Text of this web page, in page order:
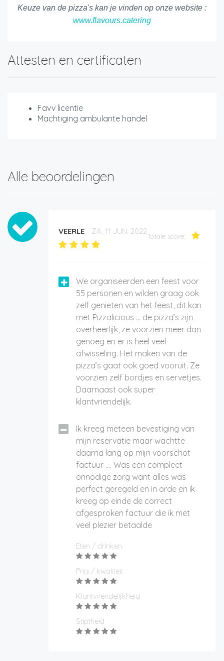
Keuze van de pizza's kan je vinden op onze website :
www.flavours.catering
Attesten en certificaten
Favv licentie
Machtiging ambulante handel
Alle beoordelingen
VEERLE ZA. 11 JUN. 2022
Totale score:
We organiseerden een feest voor
55 personen en wilden graag ook
zelf genieten van het feest, dit kan
met Pizzalicious … de pizza’s zijn
overheerlijk, ze voorzien meer dan
genoeg en er is heel veel
afwisseling. Het maken van de
pizza’s gaat ook goed vooruit. Ze
voorzien zelf bordjes en servetjes.
Daarnaast ook super
klantvriendelijk.
Ik kreeg meteen bevestiging van
mijn reservatie maar wachtte
daarna lang op mijn voorschot
factuur …. Was een compleet
onnodige zorg want alles was
perfect geregeld en in orde en ik
kreeg op einde de correct
afgesproken factuur die ik met
veel plezier betaalde
Eten / drinken
Prijs / kwaliteit
Klantvriendelijkheid
Stiptheid